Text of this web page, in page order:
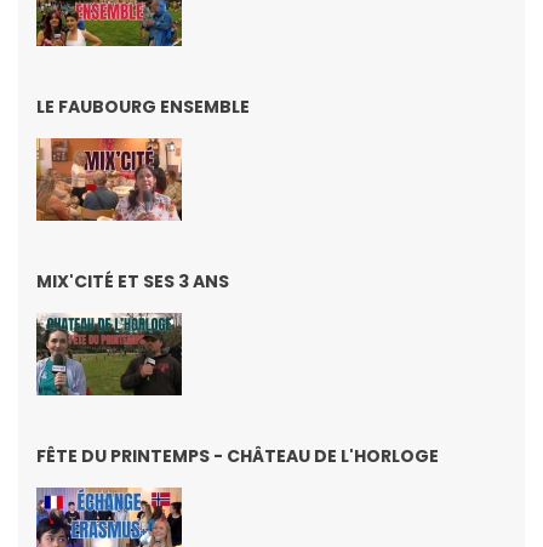
LE FAUBOURG ENSEMBLE
MIX'CITÉ ET SES 3 ANS
FÊTE DU PRINTEMPS - CHÂTEAU DE L'HORLOGE